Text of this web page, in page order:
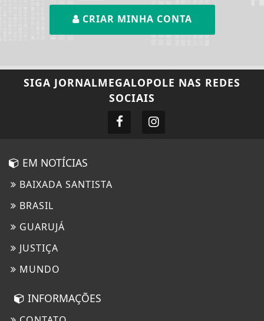
CRIAR MINHA CONTA
SIGA JORNALMEGALOPOLE NAS REDES
SOCIAIS
EM NOTÍCIAS
BAIXADA SANTISTA
BRASIL
GUARUJÁ
JUSTIÇA
MUNDO
INFORMAÇÕES